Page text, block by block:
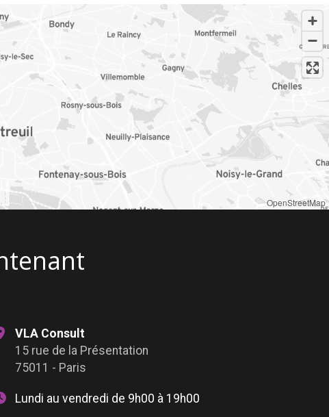
OpenStreetMap
VLA Consult
15 rue de la Présentation
75011 - Paris
Lundi au vendredi de 9h00 à 19h00